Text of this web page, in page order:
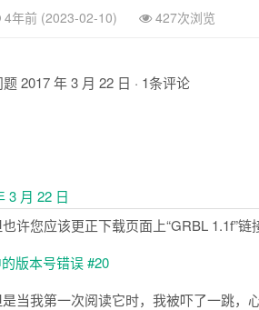
4年前 (2023-02-10) 427次浏览
题2017 年 3 月 22 日 · 1条评论
3 月 22 日
许您应该更正下载页面上“GRBL 1.1f”链
当我第一次阅读它时，我被吓了一跳，